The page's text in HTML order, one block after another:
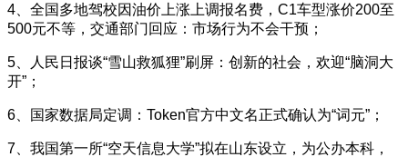
4、全国多地驾校因油价上涨上调报名费，C1车型涨价200至
500元不等，交通部门回应：市场行为不会干预；
5、人民日报谈“雪山救狐狸”刷屏：创新的社会，欢迎“脑洞大
开”；
6、国家数据局定调：Token官方中文名正式确认为“词元”；
7、我国第一所“空天信息大学”拟在山东设立，为公办本科，